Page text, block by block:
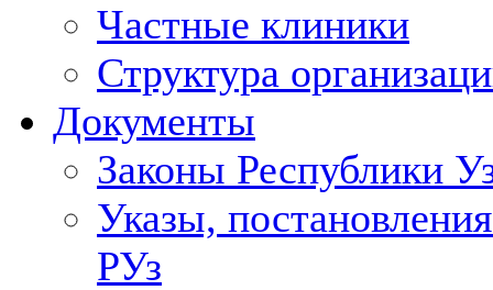
Частные клиники
Структура
Документы
Законы Республики
Указы,
РУз